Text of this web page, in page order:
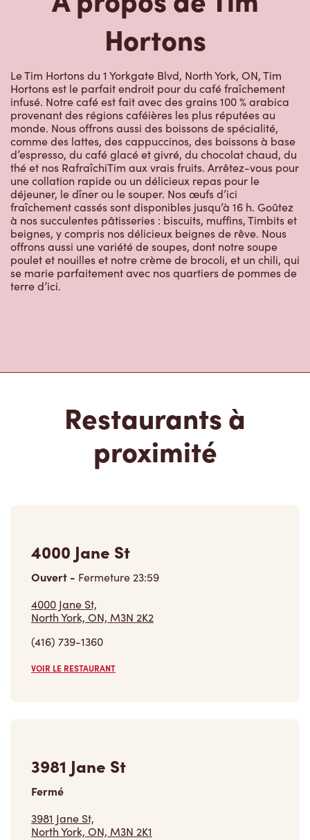
Hortons
Le Tim Hortons du 1 Yorkgate Blvd, North York, ON, Tim
Hortons est le parfait endroit pour du café fraîchement
infusé. Notre café est fait avec des grains 100 % arabica
provenant des régions caféières les plus réputées au
monde. Nous offrons aussi des boissons de spécialité,
comme des lattes, des cappuccinos, des boissons à base
d’espresso, du café glacé et givré, du chocolat chaud, du
thé et nos RafraîchiTim aux vrais fruits. Arrêtez-vous pour
une collation rapide ou un délicieux repas pour le
déjeuner, le dîner ou le souper. Nos œufs d’ici
fraîchement cassés sont disponibles jusqu’à 16 h. Goûtez
à nos succulentes pâtisseries : biscuits, muffins, Timbits et
beignes, y compris nos délicieux beignes de rêve. Nous
offrons aussi une variété de soupes, dont notre soupe
poulet et nouilles et notre crème de brocoli, et un chili, qui
se marie parfaitement avec nos quartiers de pommes de
terre d’ici.
Restaurants à
proximité
4000 Jane St
Ouvert - Fermeture23:59
4000 Jane St,
North York, ON, M3N 2K2
(416) 739-1360
VOIR LE RESTAURANT
3981 Jane St
Fermé
3981 Jane St,
North York, ON, M3N 2K1